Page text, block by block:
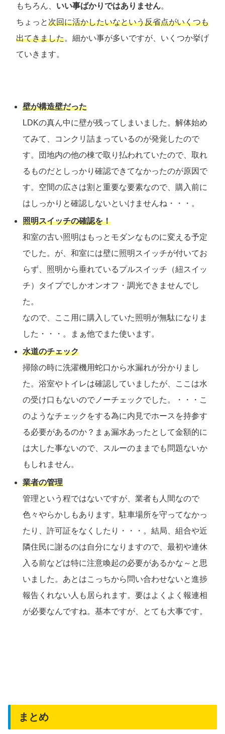
もちろん、 いい事ばかりではありません。
ちょっと次回に活かしたいなという反省点がいくつも
出てきました。細かい事が多いですが、いくつか挙げ
ていきます。
壁が構造壁だった
LDKの真ん中に壁が残ってしまいました。解体始め
てみて、コンクリ詰まっているのが発覚したので
す。団地内の他の棟で取り払われていたので、取れ
るものだとしっかり確認できてなかったのが原因で
す。空間の広さは割と重要な要素なので、購入前に
はしっかりと確認しないといけませんね・・・。
照明スイッチの確認を！
和室の古い照明はもっとモダンなものに変える予定
でした。が、和室には壁に照明スイッチが付いてお
らず、照明から垂れているプルスイッチ（紐スイッ
チ）タイプでしかオンオフ・調光できませんでし
た。
なので、ここ用に購入していた照明が無駄になりま
した・・・。まぁ他でまた使います。
水道のチェック
掃除の時に洗濯機用蛇口から水漏れが分かりまし
た。浴室やトイレは確認していましたが、ここは水
の受け口もないのでノーチェックでした。・・・こ
のようなチェックをする為に内見でホースを持参す
る必要があるのか？まぁ漏水あったとして金額的に
は大した事ないので、スルーのままでも問題ないか
もしれません。
業者の管理
管理という程ではないですが、業者も人間なので
色々やらかしもあります。駐車場所を守ってなかっ
たり、許可証をなくしたり・・・。結局、組合や近
隣住民に謝るのは自分になりますので、最初や連休
入る前などは特に注意喚起の必要があるかな～と思
いました。あとはこっちから問い合わせないと進捗
報告くれない人も居られます。要はよくよく報連相
が必要なんですね。基本ですが、とても大事です。
まとめ